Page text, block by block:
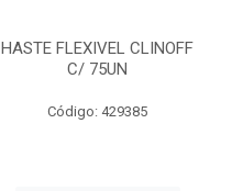
HASTE FLEXIVEL CLINOFF
C/ 75UN
Código: 429385